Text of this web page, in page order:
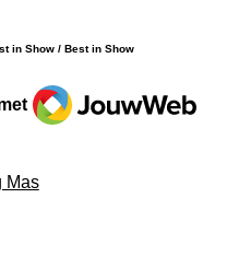
Show / Best in Show
JouwWeb
Mas